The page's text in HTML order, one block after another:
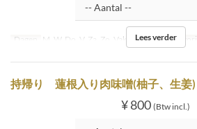
Dagen M, W, Do, V, Za, Zo, Vak Zitplaats Categorie
Lees verder
持帰り 蓮根入り肉味噌(柚子、生姜)
¥ 800 (Btw incl.)